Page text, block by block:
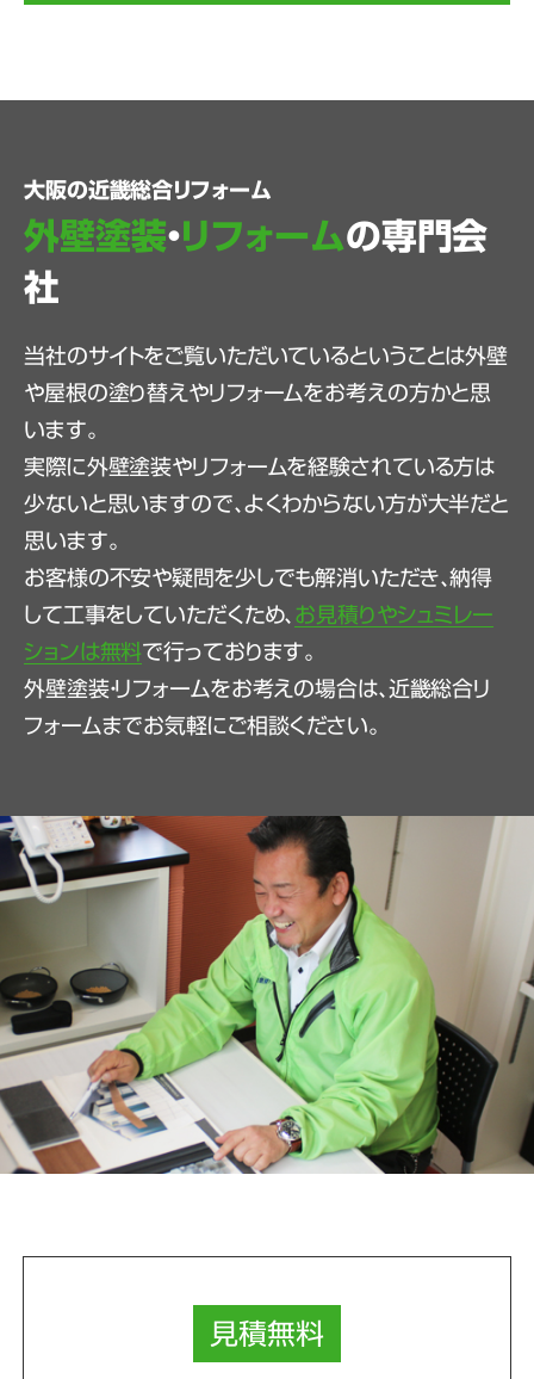
大阪の近畿総合リフォーム
外壁塗装・リフォームの専門会
社
当社のサイトをご覧いただいているということは外壁
や屋根の塗り替えやリフォームをお考えの方かと思
います。
実際に外壁塗装やリフォームを経験されている方は
少ないと思いますので、よくわからない方が大半だと
思います。
お客様の不安や疑問を少しでも解消いただき、納得
して工事をしていただくため、 お見積りやシュミレー
ションは無料で行っております。
外壁塗装・リフォームをお考えの場合は、近畿総合リ
フォームまでお気軽にご相談ください。
見積無料